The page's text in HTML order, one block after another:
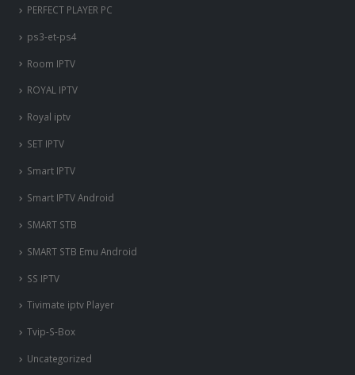
PERFECT PLAYER PC
ps3-et-ps4
Room IPTV
ROYAL IPTV
Royal iptv
SET IPTV
Smart IPTV
Smart IPTV Android
SMART STB
SMART STB Emu Android
SS IPTV
Tivimate iptv Player
Tvip-S-Box
Uncategorized